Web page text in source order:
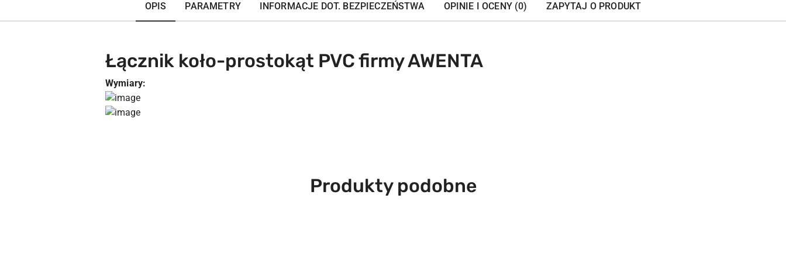
OPIS PARAMETRY INFORMACJE DOT. BEZPIECZEŃSTWA OPINIE I OCENY (0) ZAPYTAJ O PRODUKT
Łącznik koło-prostokąt PVC firmy AWENTA
Wymiary:
Produkty
Produkty podobne